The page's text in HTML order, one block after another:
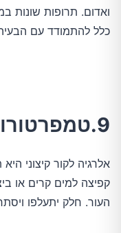
ואדום. תרופות שונות
כלל להתמודד עם
9.טמפרטורות נמוכות
אלרגיה לקור קיצוני
קפיצה למים קרים או
העור. חלק יתעלפו